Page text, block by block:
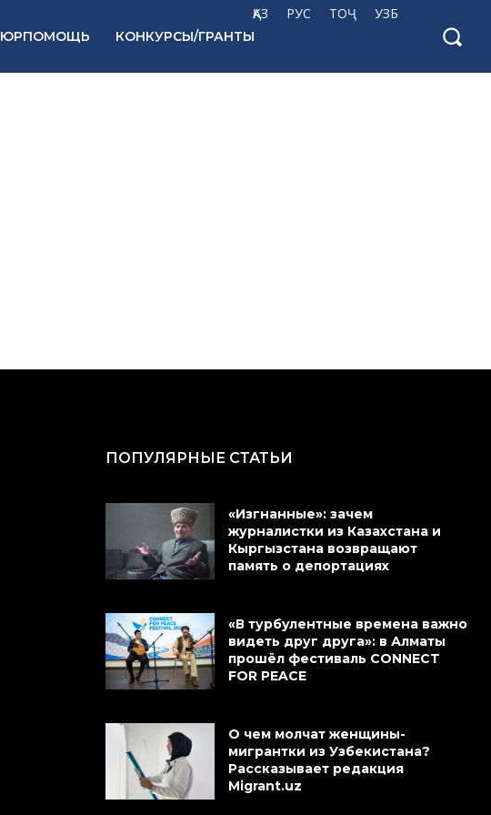
ҚАЗ РУС ТОҶ УЗБ
ЮРПОМОЩЬ КОНКУРСЫ/ГРАНТЫ
ПОПУЛЯРНЫЕ СТАТЬИ
«Изгнанные»: зачем
журналистки из Казахстана и
Кыргызстана возвращают
память о депортациях
«В турбулентные времена важно
видеть друг друга»: в Алматы
прошёл фестиваль CONNECT
FOR PEACE
О чем молчат женщины-
мигрантки из Узбекистана?
Рассказывает редакция
Migrant.uz